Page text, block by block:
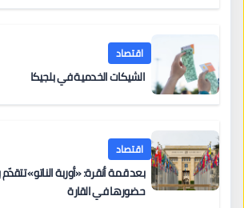
اقتصاد
الشيكات الخدمية في بلجيكا
اقتصاد
بعد قمة أنقرة: «أوربة الناتو»
حضورها في القارة